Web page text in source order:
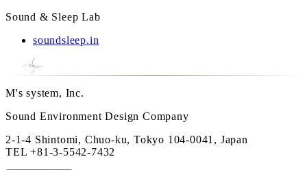
Sound & Sleep Lab
soundsleep.in
M's system, Inc.
Sound Environment Design Company
2-1-4 Shintomi, Chuo-ku, Tokyo 104-0041, Japan
TEL+81-3-5542-7432